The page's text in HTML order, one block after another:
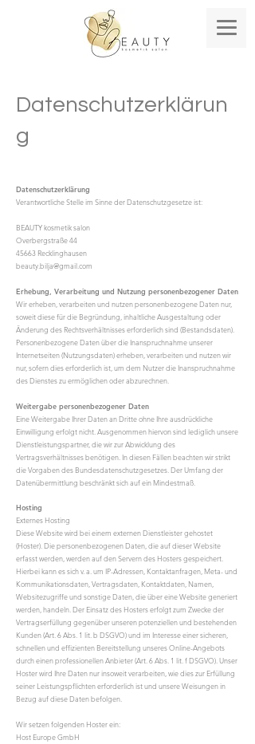
Datenschutzerklärun
g
Datenschutzerklärung
Verantwortliche Stelle im Sinne der Datenschutzgesetze ist:
BEAUTY kosmetik salon
Overbergstraße 44
45663 Recklinghausen
beauty.bilja@gmail.com
Erhebung, Verarbeitung und Nutzung personenbezogener Daten
Wir erheben, verarbeiten und nutzen personenbezogene Daten nur,
soweit diese für die Begründung, inhaltliche Ausgestaltung oder
Änderung des Rechtsverhältnisses erforderlich sind (Bestandsdaten).
Personenbezogene Daten über die Inanspruchnahme unserer
Internetseiten (Nutzungsdaten) erheben, verarbeiten und nutzen wir
nur, sofern dies erforderlich ist, um dem Nutzer die Inanspruchnahme
des Dienstes zu ermöglichen oder abzurechnen.
Weitergabe personenbezogener Daten
Eine Weitergabe Ihrer Daten an Dritte ohne Ihre ausdrückliche
Einwilligung erfolgt nicht. Ausgenommen hiervon sind lediglich unsere
Dienstleistungspartner, die wir zur Abwicklung des
Vertragsverhältnisses benötigen. In diesen Fällen beachten wir strikt
die Vorgaben des Bundesdatenschutzgesetzes. Der Umfang der
Datenübermittlung beschränkt sich auf ein Mindestmaß.
Hosting
Externes Hosting
Diese Website wird bei einem externen Dienstleister gehostet
(Hoster). Die personenbezogenen Daten, die auf dieser Website
erfasst werden, werden auf den Servern des Hosters gespeichert.
Hierbei kann es sich v. a. um IP-Adressen, Kontaktanfragen, Meta- und
Kommunikationsdaten, Vertragsdaten, Kontaktdaten, Namen,
Websitezugriffe und sonstige Daten, die über eine Website generiert
werden, handeln. Der Einsatz des Hosters erfolgt zum Zwecke der
Vertragserfüllung gegenüber unseren potenziellen und bestehenden
Kunden (Art. 6 Abs. 1 lit. b DSGVO) und im Interesse einer sicheren,
schnellen und effizienten Bereitstellung unseres Online-Angebots
durch einen professionellen Anbieter (Art. 6 Abs. 1 lit. f DSGVO). Unser
Hoster wird Ihre Daten nur insoweit verarbeiten, wie dies zur Erfüllung
seiner Leistungspflichten erforderlich ist und unsere Weisungen in
Bezug auf diese Daten befolgen.
Wir setzen folgenden Hoster ein:
Host Europe GmbH